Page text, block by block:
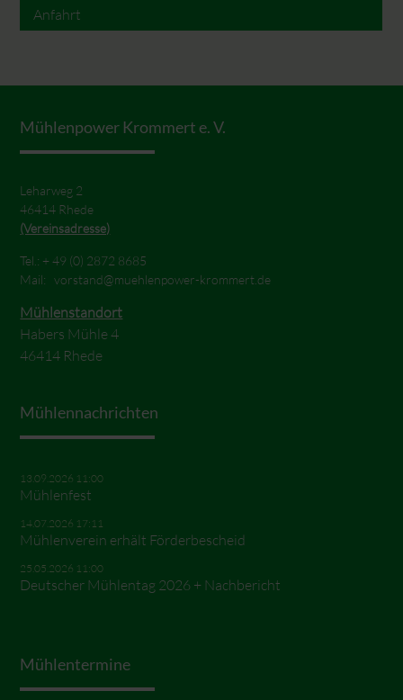
Anfahrt
Mühlenpower Krommert e. V.
Leharweg 2
46414 Rhede
(Vereinsadresse)
Tel.: +49 (0) 2872 8685
Mail:vorstand@muehlenpower-krommert.de
Mühlenstandort
Habers Mühle 4
46414 Rhede
Mühlennachrichten
13.09.2026 11:00
Mühlenfest
14.07.2026 17:11
Mühlenverein erhält Förderbescheid
25.05.2026 11:00
Deutscher Mühlentag 2026 + Nachbericht
Mühlentermine